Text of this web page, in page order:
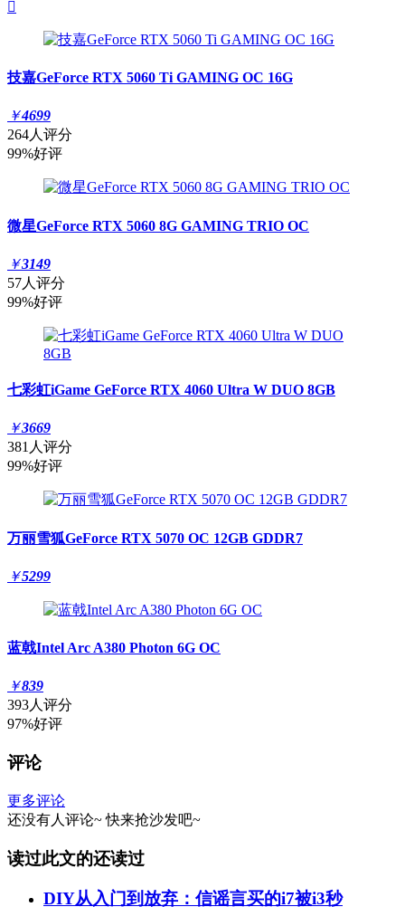

技嘉GeForce RTX 5060 Ti GAMING OC 16G
￥4699
264人评分
99%好评
微星GeForce RTX 5060 8G GAMING TRIO OC
￥3149
57人评分
99%好评
七彩虹iGame GeForce RTX 4060 Ultra W DUO 8GB
￥3669
381人评分
99%好评
万丽雪狐GeForce RTX 5070 OC 12GB GDDR7
￥5299
蓝戟Intel Arc A380 Photon 6G OC
￥839
393人评分
97%好评
评论
更多评论
还没有人评论~ 快来抢沙发吧~
读过此文的还读过
DIY从入门到放弃：信谣言买的i7被i3秒